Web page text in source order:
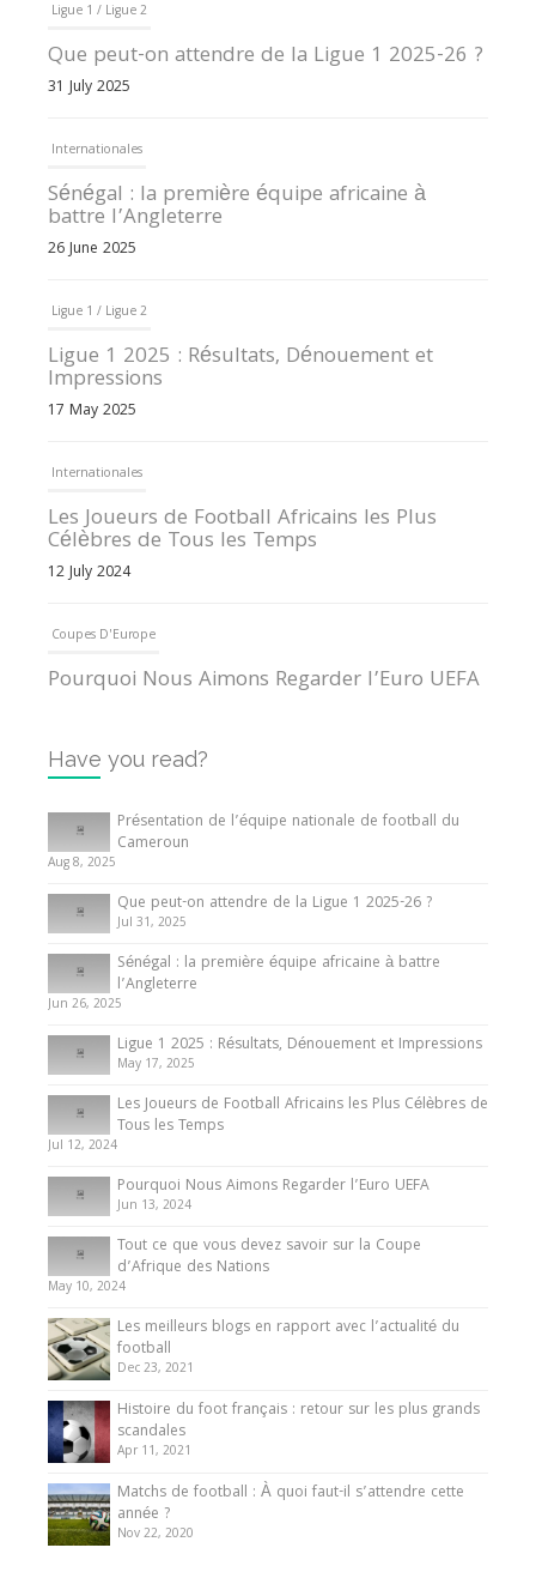
Ligue 1 / Ligue 2
Que peut-on attendre de la Ligue 1 2025-26 ?
31 July 2025
Internationales
Sénégal : la première équipe africaine à
battre l’Angleterre
26 June 2025
Ligue 1 / Ligue 2
Ligue 1 2025 : Résultats, Dénouement et
Impressions
17 May 2025
Internationales
Les Joueurs de Football Africains les Plus
Célèbres de Tous les Temps
12 July 2024
Coupes D'Europe
Pourquoi Nous Aimons Regarder l’Euro UEFA
Internationales
Tout ce que vous devez savoir sur la Coupe
d’Afrique des Nations
10 May 2024
Internationales
Présentation de l’équipe nationale de football
du Cameroun
8 August 2025
Have you read?
Présentation de l’équipe nationale de football du
Cameroun
Aug 8, 2025
Que peut-on attendre de la Ligue 1 2025-26 ?
Jul 31, 2025
Sénégal : la première équipe africaine à battre
l’Angleterre
Jun 26, 2025
Ligue 1 2025 : Résultats, Dénouement et Impressions
May 17, 2025
Les Joueurs de Football Africains les Plus Célèbres de
Tous les Temps
Jul 12, 2024
Pourquoi Nous Aimons Regarder l’Euro UEFA
Jun 13, 2024
Tout ce que vous devez savoir sur la Coupe
d’Afrique des Nations
May 10, 2024
Les meilleurs blogs en rapport avec l’actualité du
football
Dec 23, 2021
Histoire du foot français : retour sur les plus grands
scandales
Apr 11, 2021
Matchs de football : À quoi faut-il s’attendre cette
année ?
Nov 22, 2020